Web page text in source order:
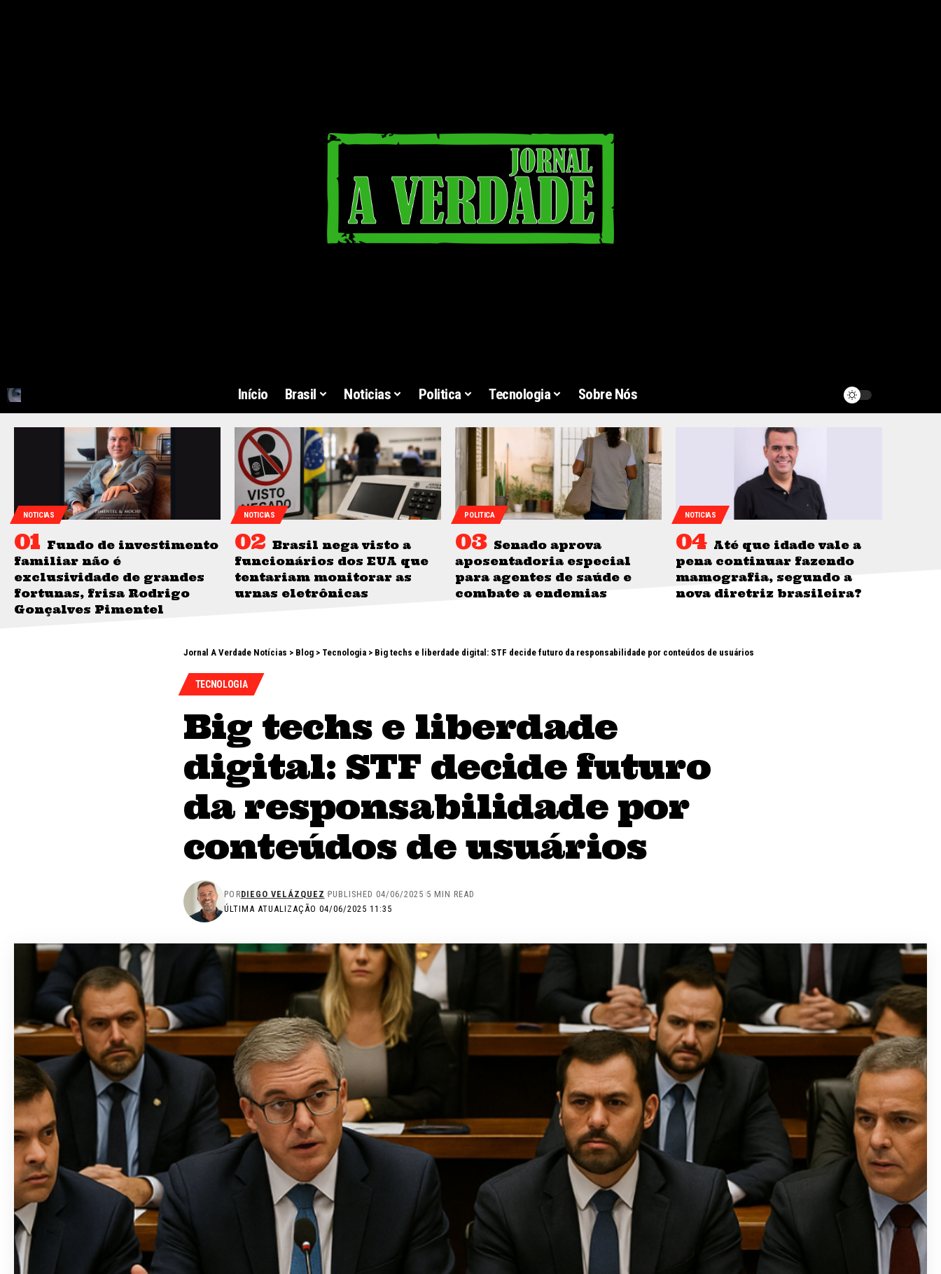
Início Brasil Noticias Politica Tecnologia Sobre Nós
NOTICIAS
Fundo de investimento
familiar não é
exclusividade de grandes
fortunas, frisa Rodrigo
Gonçalves Pimentel
NOTICIAS
Brasil nega visto a
funcionários dos EUA que
tentariam monitorar as
urnas eletrônicas
POLITICA
Senado aprova
aposentadoria especial
para agentes de saúde e
combate a endemias
NOTICIAS
Até que idade vale a
pena continuar fazendo
mamografia, segundo a
nova diretriz brasileira?
Jornal A Verdade Notícias > Blog > Tecnologia > Big techs e liberdade digital: STF decide futuro da responsabilidade por conteúdos de usuários
TECNOLOGIA
Big techs e liberdade
digital: STF decide futuro
da responsabilidade por
conteúdos de usuários
ÚLTIMA ATUALIZAÇÃO 04/06/2025 11:35
PORDIEGO VELÁZQUEZ PUBLISHED 04/06/2025 5 MIN READ